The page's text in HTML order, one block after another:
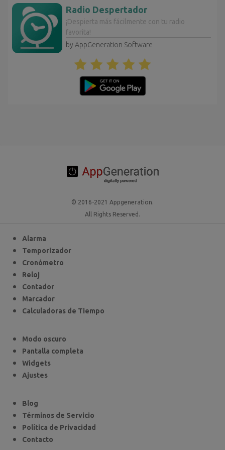
Radio Despertador
¡Despierta más fácilmente con tu radio
favorita!
by AppGeneration Software
© 2016-2021 Appgeneration.
All Rights Reserved.
Alarma
Temporizador
Cronómetro
Reloj
Contador
Marcador
Calculadoras de Tiempo
Modo oscuro
Pantalla completa
Widgets
Ajustes
Blog
Términos de Servicio
Política de Privacidad
Contacto